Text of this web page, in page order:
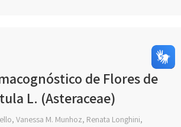
de Flores de
L. (Asteraceae)
Vanessa M. Munhoz, Renata Longhini,